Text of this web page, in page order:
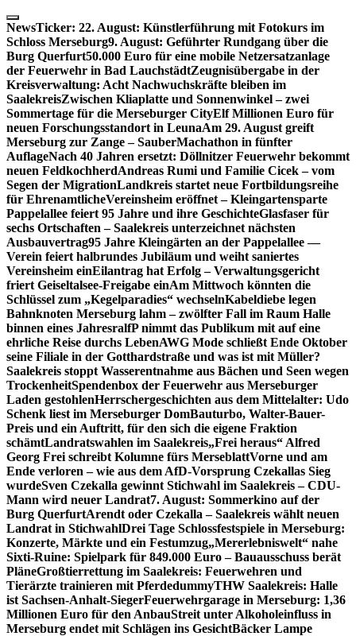
Skip
to
content
NewsTicker: 22. August: Künstlerführung mit Fotokurs im
Schloss Merseburg9. August: Geführter Rundgang über die
Burg Querfurt50.000 Euro für eine mobile Netzersatzanlage
der Feuerwehr in Bad LauchstädtZeugnisübergabe in der
Kreisverwaltung: Acht Nachwuchskräfte bleiben im
SaalekreisZwischen Kliaplatte und Sonnenwinkel – zwei
Sommertage für die Merseburger CityElf Millionen Euro für
neuen Forschungsstandort in LeunaAm 29. August greift
Merseburg zur Zange – SauberMachathon in fünfter
AuflageNach 40 Jahren ersetzt: Döllnitzer Feuerwehr bekommt
neuen FeldkochherdAndreas Rumi und Familie Cicek – vom
Segen der MigrationLandkreis startet neue Fortbildungsreihe
für EhrenamtlicheVereinsheim eröffnet – Kleingartensparte
Pappelallee feiert 95 Jahre und ihre GeschichteGlasfaser für
sechs Ortschaften – Saalekreis unterzeichnet nächsten
Ausbauvertrag95 Jahre Kleingärten an der Pappelallee —
Verein feiert halbrundes Jubiläum und weiht saniertes
Vereinsheim einEilantrag hat Erfolg – Verwaltungsgericht
friert Geiseltalsee-Freigabe einAm Mittwoch könnten die
Schlüssel zum „Kegelparadies“ wechselnKabeldiebe legen
Bahnknoten Merseburg lahm – zwölfter Fall im Raum Halle
binnen eines JahresralfP nimmt das Publikum mit auf eine
ehrliche Reise durchs LebenAWG Mode schließt Ende Oktober
seine Filiale in der Gotthardstraße und was ist mit Müller?
Saalekreis stoppt Wasserentnahme aus Bächen und Seen wegen
TrockenheitSpendenbox der Feuerwehr aus Merseburger
Laden gestohlenHerrschergeschichten aus dem Mittelalter: Udo
Schenk liest im Merseburger DomBauturbo, Walter-Bauer-
Preis und ein Auftritt, für den sich die eigene Fraktion
schämtLandratswahlen im Saalekreis„Frei heraus“ Alfred
Georg Frei schreibt Kolumne fürs MerseblattVorne und am
Ende verloren – wie aus dem AfD-Vorsprung Czekallas Sieg
wurdeSven Czekalla gewinnt Stichwahl im Saalekreis – CDU-
Mann wird neuer Landrat7. August: Sommerkino auf der
Burg QuerfurtArendt oder Czekalla – Saalekreis wählt neuen
Landrat in StichwahlDrei Tage Schlossfestspiele in Merseburg:
Konzerte, Märkte und ein Festumzug„Mererlebniswelt“ nahe
Sixti-Ruine: Spielpark für 849.000 Euro – Bauausschuss berät
PläneGroßtierrettung im Saalekreis: Feuerwehren und
Tierärzte trainieren mit PferdedummyTHW Saalekreis: Halle
ist Sachsen-Anhalt-SiegerFeuerwehrgarage in Merseburg: 1,36
Millionen Euro für den AnbauStreit unter Alkoholeinfluss in
Merseburg endet mit Schlägen ins GesichtBäcker Lampe